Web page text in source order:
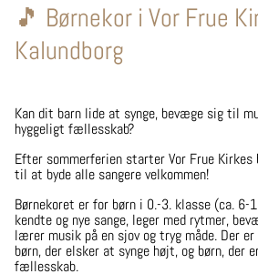
🎵 Børnekor i Vor Frue
Kalundborg
Kan dit barn lide at synge, bevæge sig til
hyggeligt fællesskab?
Efter sommerferien starter Vor Frue
til at byde alle sangere velkommen!
Børnekoret er for børn i 0.-3. klasse (ca. 6-
kendte og nye sange, leger med rytmer,
lærer musik på en sjov og tryg måde. Der
børn, der elsker at synge højt, og børn, der
fællesskab.